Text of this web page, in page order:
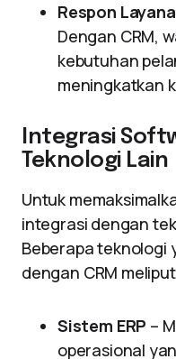
Respon
Dengan CRM,
kebutuhan
meningkatkan
Integrasi
Teknologi Lain
Untuk
integrasi dengan
Beberapa teknologi
dengan CRM
Sistem ERP –
operasional